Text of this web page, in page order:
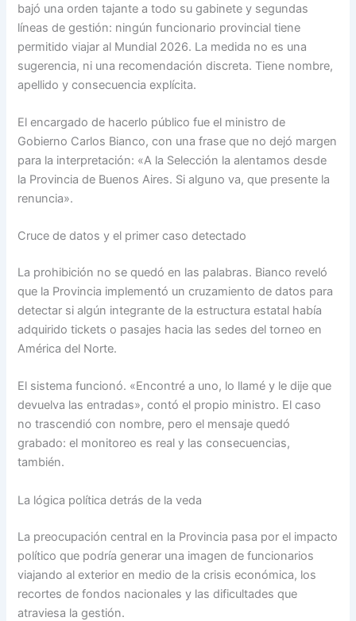
bajó una orden tajante a todo su gabinete y segundas
líneas de gestión: ningún funcionario provincial tiene
permitido viajar al Mundial 2026. La medida no es una
sugerencia, ni una recomendación discreta. Tiene nombre,
apellido y consecuencia explícita.
El encargado de hacerlo público fue el ministro de
Gobierno Carlos Bianco, con una frase que no dejó margen
para la interpretación: «A la Selección la alentamos desde
la Provincia de Buenos Aires. Si alguno va, que presente la
renuncia».
Cruce de datos y el primer caso detectado
La prohibición no se quedó en las palabras. Bianco reveló
que la Provincia implementó un cruzamiento de datos para
detectar si algún integrante de la estructura estatal había
adquirido tickets o pasajes hacia las sedes del torneo en
América del Norte.
El sistema funcionó. «Encontré a uno, lo llamé y le dije que
devuelva las entradas», contó el propio ministro. El caso
no trascendió con nombre, pero el mensaje quedó
grabado: el monitoreo es real y las consecuencias,
también.
La lógica política detrás de la veda
La preocupación central en la Provincia pasa por el impacto
político que podría generar una imagen de funcionarios
viajando al exterior en medio de la crisis económica, los
recortes de fondos nacionales y las dificultades que
atraviesa la gestión.